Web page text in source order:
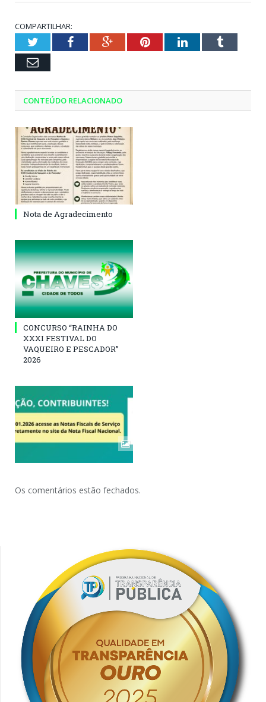
COMPARTILHAR:
TwitterFacebookGoogle+PinterestLinkedInTumblr
Email
CONTEÚDO RELACIONADO
Nota de Agradecimento
CONCURSO “RAINHA DO
XXXI FESTIVAL DO
VAQUEIRO E PESCADOR”
2026
Os comentários estão fechados.